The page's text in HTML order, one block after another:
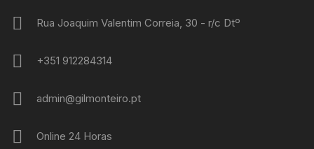
Rua Joaquim Valentim Correia, 30 - r/c Dtº
+351 912284314
admin@gilmonteiro.pt
Online 24 Horas